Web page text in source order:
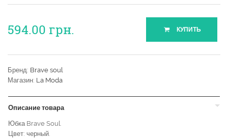
594.00 грн. КУПИТЬ
Бренд: Brave soul
Магазин: La Moda
Описание товара
Юбка Brave Soul.
Цвет: черный.